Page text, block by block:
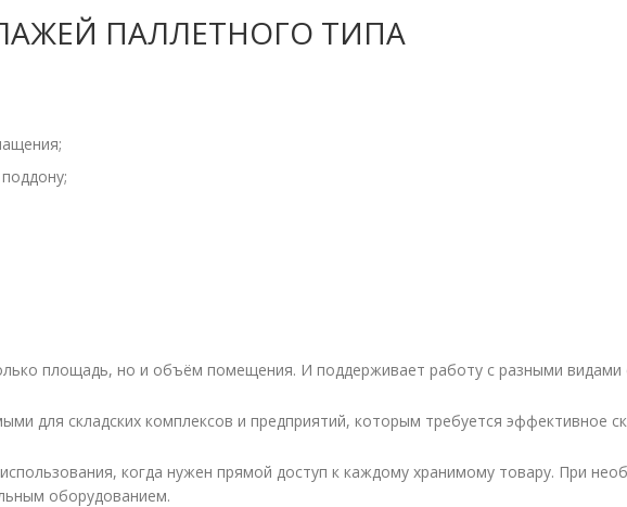
ПАЛЛЕТНОГО ТИПА
площадь, но и объём помещения. И поддерживает работу с разными видами
для складских комплексов и предприятий, которым требуется эффективное
когда нужен прямой доступ к каждому хранимому товару. При
оборудованием.